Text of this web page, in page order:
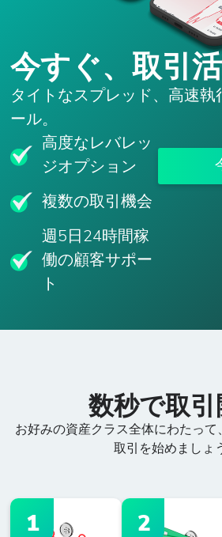
今すぐ、取引
タイトなスプレッド、高速執
ール。
高度なレバレッ
ジオプション
複数の取引機会
週5日24時間稼
働の顧客サポー
ト
数秒で取引
お好みの資産クラス全体にわたっ
取引を始めましょ
1 2